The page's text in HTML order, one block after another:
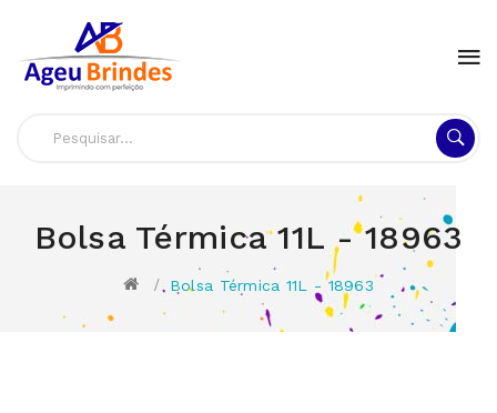
Bolsa Térmica 11L - 18963
Bolsa Térmica 11L - 18963